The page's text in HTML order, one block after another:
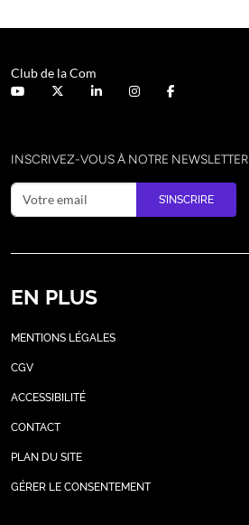
Club de la Com
INSCRIVEZ-VOUS À NOTRE NEWSLETTER
S’INSCRIRE
EN PLUS
MENTIONS LÉGALES
CGV
ACCESSIBILITÉ
CONTACT
PLAN DU SITE
GÉRER LE CONSENTEMENT